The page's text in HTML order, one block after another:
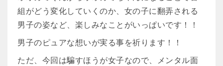
組がどう変化していくのか、女の子に翻弄される
男子の姿など、楽しみなことがいっぱいです！！
男子のピュアな想いが実る事を祈ります！！
ただ、今回は騙すほうが女子なので、メンタル面